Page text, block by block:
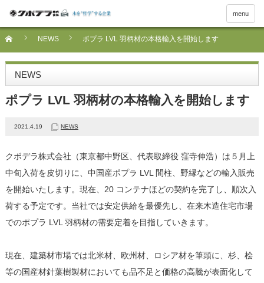
menu
NEWS ポプラ LVL 羽柄材の本格輸入を開始します
NEWS
ポプラ LVL 羽柄材の本格輸入を開始します
2021.4.19 NEWS
クボデラ株式会社（東京都中野区、代表取締役 窪寺伸浩）は５月上
中旬入荷を皮切りに、中国産ポプラ LVL 間柱、野縁などの輸入販売
を開始いたします。現在、20 コンテナほどの契約を完了し、順次入
荷する予定です。当社では安定供給を最優先し、在来木造住宅市場
でのポプラ LVL 羽柄材の需要定着を目指していきます。
現在、建築材市場では北米材、欧州材、ロシア材を筆頭に、杉、桧
等の国産材針葉樹製材においても品不足と価格の高騰が表面化して